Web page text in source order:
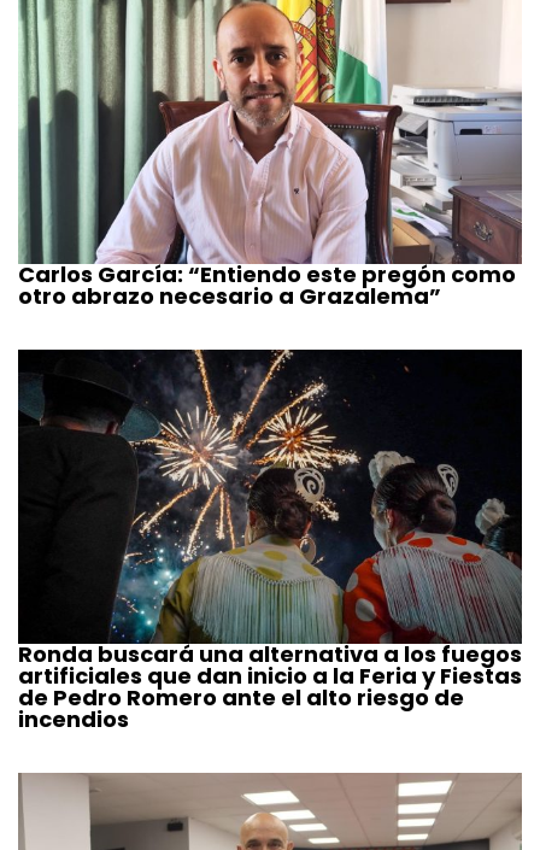
Carlos García: “Entiendo este pregón como
otro abrazo necesario a Grazalema”
Ronda buscará una alternativa a los fuegos
artificiales que dan inicio a la Feria y Fiestas
de Pedro Romero ante el alto riesgo de
incendios